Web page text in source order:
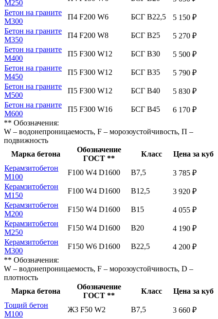
М250
Бетон на граните
М300
П4 F200 W6 БСГ В22,5
5 150 ₽
Бетон на граните
М350
П4 F200 W8 БСГ В25
5 270 ₽
Бетон на граните
М400
П5 F300 W12 БСГ В30
5 500 ₽
Бетон на граните
М450
П5 F300 W12 БСГ В35
5 790 ₽
Бетон на граните
М500
П5 F300 W12 БСГ В40
5 830 ₽
Бетон на граните
М600
П5 F300 W16 БСГ В45
6 170 ₽
** Обозначения:
W – водонепроницаемость, F – морозоустойчивость, П –
подвижность
Марка бетона
Обозначение
ГОСТ **
Класс
Цена за куб
Керамзитобетон
М100
F100 W4 D1600 В7,5
3 785 ₽
Керамзитобетон
М150
F100 W4 D1600 В12,5
3 920 ₽
Керамзитобетон
М200
F150 W4 D1600 В15
4 055 ₽
Керамзитобетон
М250
F150 W4 D1600 В20
4 190 ₽
Керамзитобетон
М300
F150 W6 D1600 В22,5
4 200 ₽
** Обозначения:
W – водонепроницаемость, F – морозоустойчивость, D –
плотность
Марка бетона
Обозначение
ГОСТ **
Класс
Цена за куб
Тощий бетон
М100
Ж3 F50 W2 В7,5
3 660 ₽